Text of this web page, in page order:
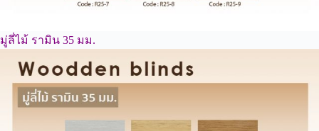
มู่ลี่ไม้ รามิน 35 มม.